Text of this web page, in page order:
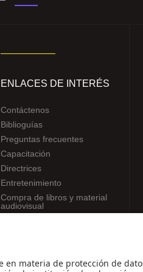
ENLACES DE INTERÉS
Contáctenos
Biblioguías
Preguntas frecuentes
Capacitación
Directrices
Entretenimiento
Compra de libros y material
audiovisual